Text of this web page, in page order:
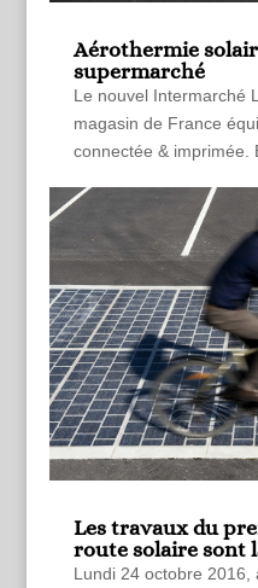
Aérothermie
supermarché
Le nouvel Intermarché
magasin de France
connectée & imprimée.
Les travaux du
route solaire sont
Lundi 24 octobre 2016,